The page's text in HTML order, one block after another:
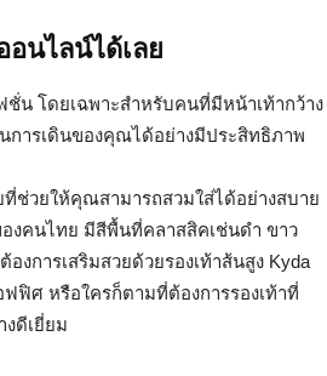
อนไลน์ได้เลย
ชั่น โดยเฉพาะสำหรับคนที่มีหน้าเท้ากว้าง
การเดินของคุณได้อย่างมีประสิทธิภาพ
ช่วยให้คุณสามารถสวมใส่ได้อย่างสบาย
องคนไทย มีสีพื้นที่คลาสสิคเช่นดำ ขาว
การเสริมสวยด้วยรองเท้าส้นสูง Kyda
ฟิศ หรือใครก็ตามที่ต้องการรองเท้าที่
ดีเยี่ยม